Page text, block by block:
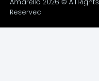
Amarello 2026 © All Rights
Reserved